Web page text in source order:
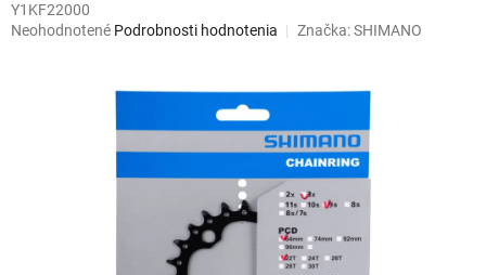
Y1KF22000
Priemerné
Neohodnotené Podrobnosti hodnotenia Značka:SHIMANO